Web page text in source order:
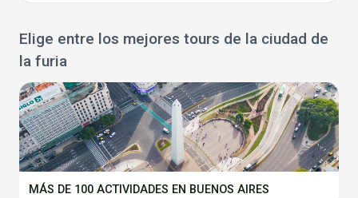
Elige entre los mejores tours de la ciudad de
la furia
MÁS DE 100 ACTIVIDADES EN BUENOS AIRES